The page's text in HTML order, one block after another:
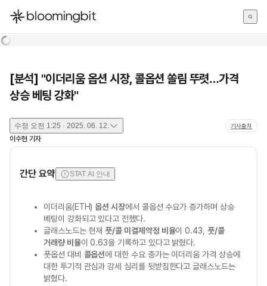
한국어
[분석] "이더리움 옵션 시장, 콜옵션 쏠림 뚜렷…가격
상승 베팅 강화"
수정 오전 1:25 · 2025. 06. 12. 기사출처
이수현 기자
간단 요약 STAT AI 안내
이더리움(ETH)옵션 시장에서 콜옵션 수요가 증가하며 상승
베팅이 강화되고 있다고 전했다.
글래스노드는 현재풋/콜 미결제약정 비율이 0.43, 풋/콜
거래량 비율이 0.63을 기록하고 있다고 밝혔다.
풋옵션 대비 콜옵션에 대한 수요 증가는 이더리움 가격 상승에
대한 투기적 관심과 강세 심리를 뒷받침한다고 글래스노드는
밝혔다.